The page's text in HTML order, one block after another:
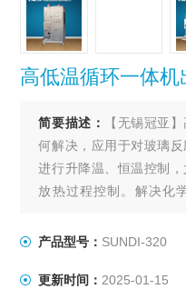
高低温循环一体
简要描述：
【无锡冠亚
何解决，应用于对玻璃
进行升降温、恒温控制，
放热过程控制。解决化
的加热及冷却、恒温系统。
产品型号： SUNDI-320
更新时间： 2025-01-15